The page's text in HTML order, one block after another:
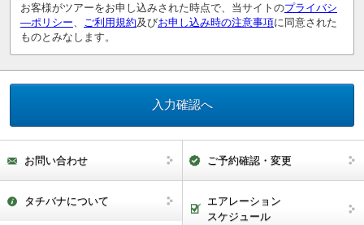
お客様がツアーをお申し込みされた時点で、当サイトのプライバシ
―ポリシー
ご利用規約及びお申し込み時の注意事項に同意された
ものとみなします。
お問い合わせ ご予約確認・変更
タチバナについて
エアレーション
スケジュール